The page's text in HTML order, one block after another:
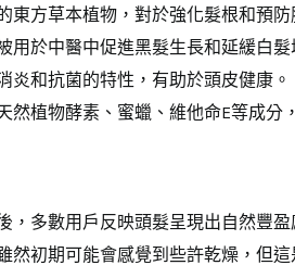
東方草本植物，對於強化髮根和預
用於中醫中促進黑髮生長和延緩白髮
炎和抗菌的特性，有助於頭皮健康。
然植物酵素、蜜蠟、維他命E等成
，多數用戶反映頭髮呈現出自然豐
然初期可能會感覺到些許乾燥，但